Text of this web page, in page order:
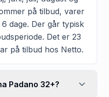
på tilbud, varer
dage. Der går typisk
Det er 23
på tilbud hos Netto.
Padano 32+?